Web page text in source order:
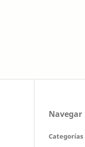
Navegar
Categorías